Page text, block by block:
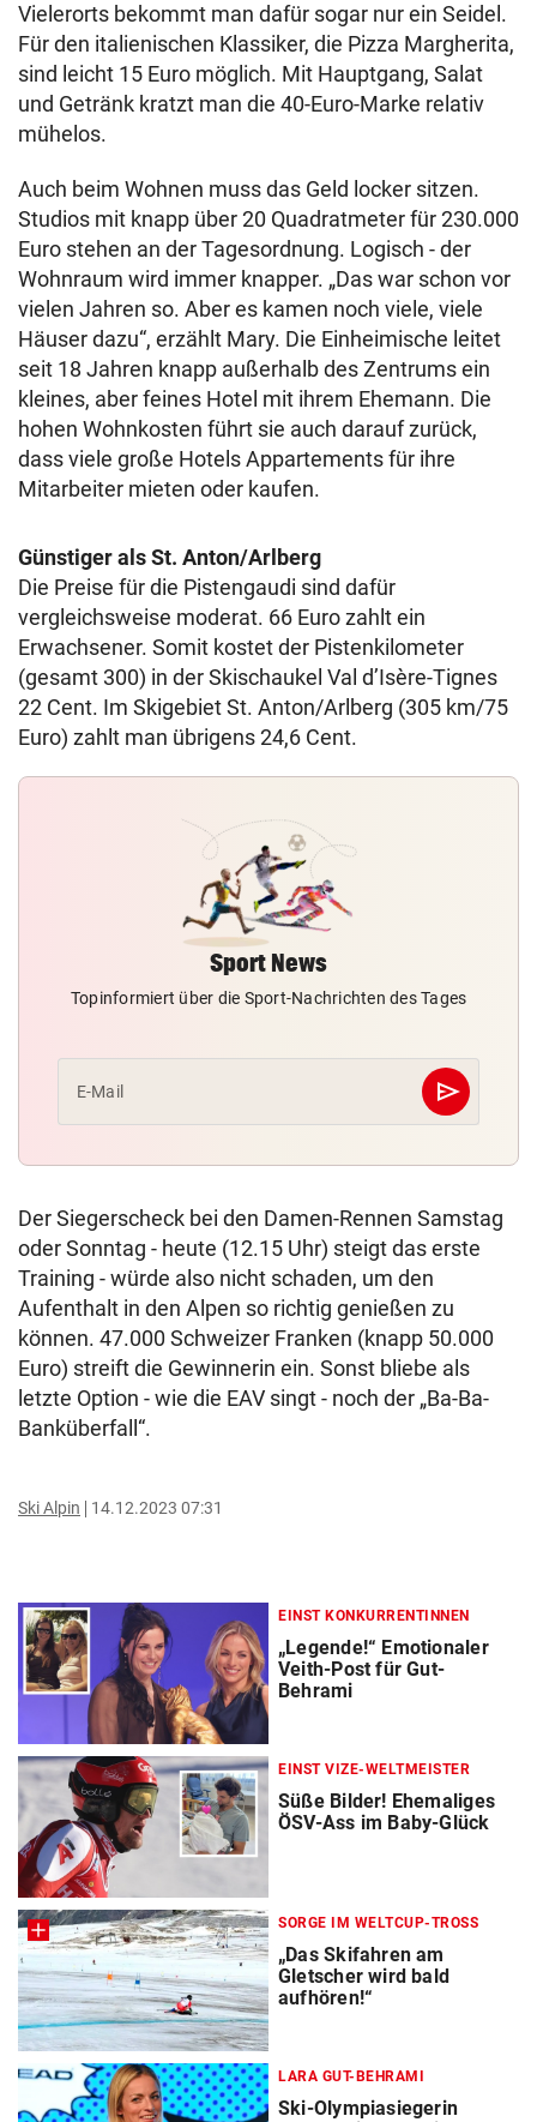
Vielerorts bekommt man dafür sogar nur ein Seidel.
Für den italienischen Klassiker, die Pizza Margherita,
sind leicht 15 Euro möglich. Mit Hauptgang, Salat
und Getränk kratzt man die 40-Euro-Marke relativ
mühelos.
Auch beim Wohnen muss das Geld locker sitzen.
Studios mit knapp über 20 Quadratmeter für 230.000
Euro stehen an der Tagesordnung. Logisch - der
Wohnraum wird immer knapper. „Das war schon vor
vielen Jahren so. Aber es kamen noch viele, viele
Häuser dazu“, erzählt Mary. Die Einheimische leitet
seit 18 Jahren knapp außerhalb des Zentrums ein
kleines, aber feines Hotel mit ihrem Ehemann. Die
hohen Wohnkosten führt sie auch darauf zurück,
dass viele große Hotels Appartements für ihre
Mitarbeiter mieten oder kaufen.
Günstiger als St. Anton/Arlberg
Die Preise für die Pistengaudi sind dafür
vergleichsweise moderat. 66 Euro zahlt ein
Erwachsener. Somit kostet der Pistenkilometer
(gesamt 300) in der Skischaukel Val d’Isère-Tignes
22 Cent. Im Skigebiet St. Anton/Arlberg (305 km/75
Euro) zahlt man übrigens 24,6 Cent.
Sport News
Topinformiert über die Sport-Nachrichten des Tages
E-Mail send
Abschicken
Der Siegerscheck bei den Damen-Rennen Samstag
oder Sonntag - heute (12.15 Uhr) steigt das erste
Training - würde also nicht schaden, um den
Aufenthalt in den Alpen so richtig genießen zu
können. 47.000 Schweizer Franken (knapp 50.000
Euro) streift die Gewinnerin ein. Sonst bliebe als
letzte Option - wie die EAV singt - noch der „Ba-Ba-
Banküberfall“.
Ski Alpin 14.12.2023 07:31
EINST KONKURRENTINNEN
„Legende!“ Emotionaler
Veith-Post für Gut-
Behrami
EINST VIZE-WELTMEISTER
Süße Bilder! Ehemaliges
ÖSV-Ass im Baby-Glück
SORGE IM WELTCUP-TROSS
„Das Skifahren am
Gletscher wird bald
aufhören!“
LARA GUT-BEHRAMI
Ski-Olympiasiegerin